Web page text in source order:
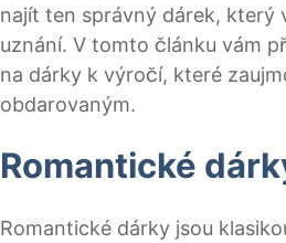
najít ten správný dárek, který
uznání. V tomto článku vám
na dárky k výročí, které
obdarovaným.
Romantické
Romantické dárky jsou